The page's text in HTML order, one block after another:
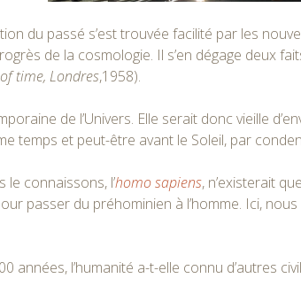
du passé s’est trouvée facilité par les
de la cosmologie. Il s’en dégage deux
time, Londres,1958).
de l’Univers. Elle serait donc vieille
temps et peut-être avant le Soleil, par
le connaissons, l’homo sapiens, n’existerait
passer du préhominien à l’homme. Ici,
années, l’humanité a-t-elle connu d’autres